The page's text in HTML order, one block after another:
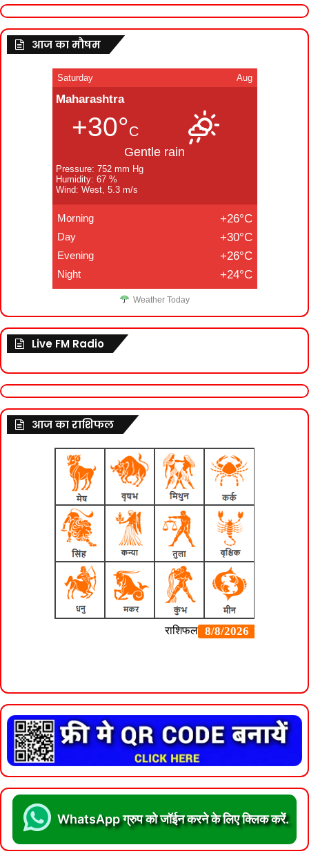
आज का मौषम
Saturday Aug
Maharashtra
+30°C
Gentle rain
Pressure: 752 mm Hg
Humidity: 67 %
Wind: West, 5.3 m/s
Morning +26°C
Day +30°C
Evening +26°C
Night +24°C
Weather Today
Live FM Radio
आज का राशिफल
WhatsApp ग्रुप को जॉईन करने के लिए क्लिक करें.